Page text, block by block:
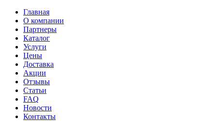
Главная
О компании
Партнеры
Каталог
Услуги
Цены
Доставка
Акции
Отзывы
Статьи
FAQ
Новости
Контакты